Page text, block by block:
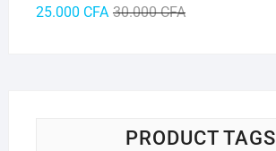
30.000CFALe
25.000 CFA
Le
PRODUCT TAGS